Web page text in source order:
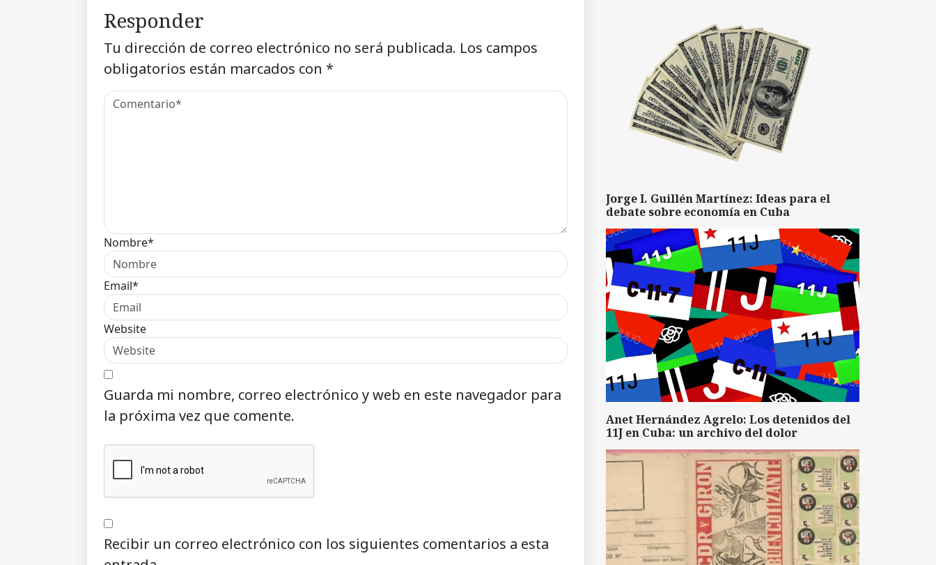
Responder
Tu dirección de correo electrónico no será publicada. Los campos
obligatorios están marcados con *
Nombre*
Email*
Website
Guarda mi nombre, correo electrónico y web en este navegador para
la próxima vez que comente.
Recibir un correo electrónico con los siguientes comentarios a esta
Jorge I. Guillén Martínez: Ideas para el
debate sobre economía en Cuba
Anet Hernández Agrelo: Los detenidos del
11J en Cuba: un archivo del dolor